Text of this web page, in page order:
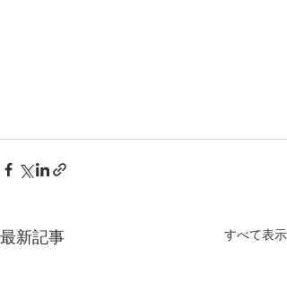
最新記事 すべて表示